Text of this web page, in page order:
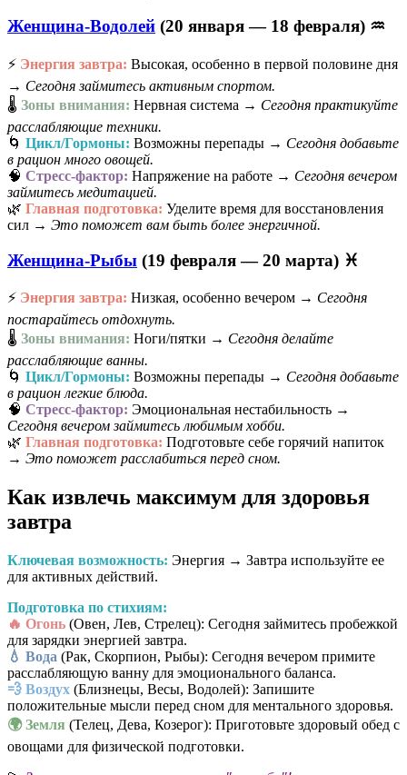
Женщина-Водолей (20 января — 18 февраля) ♒
⚡ Энергия завтра: Высокая, особенно в первой половине дня
→ Сегодня займитесь активным спортом.
🌡️ Зоны внимания: Нервная система → Сегодня практикуйте
расслабляющие техники.
🌀 Цикл/Гормоны: Возможны перепады → Сегодня добавьте
в рацион много овощей.
🧠 Стресс-фактор: Напряжение на работе → Сегодня вечером
займитесь медитацией.
🌿 Главная подготовка: Уделите время для восстановления
сил → Это поможет вам быть более энергичной.
Женщина-Рыбы (19 февраля — 20 марта) ♓
⚡ Энергия завтра: Низкая, особенно вечером → Сегодня
постарайтесь отдохнуть.
🌡️ Зоны внимания: Ноги/пятки → Сегодня делайте
расслабляющие ванны.
🌀 Цикл/Гормоны: Возможны перепады → Сегодня добавьте
в рацион легкие блюда.
🧠 Стресс-фактор: Эмоциональная нестабильность →
Сегодня вечером займитесь любимым хобби.
🌿 Главная подготовка: Подготовьте себе горячий напиток
→ Это поможет расслабиться перед сном.
Как извлечь максимум для здоровья
завтра
Ключевая возможность: Энергия → Завтра используйте ее
для активных действий.
Подготовка по стихиям:
🔥 Огонь (Овен, Лев, Стрелец): Сегодня займитесь пробежкой
для зарядки энергией завтра.
💧 Вода (Рак, Скорпион, Рыбы): Сегодня вечером примите
расслабляющую ванну для эмоционального баланса.
💨 Воздух (Близнецы, Весы, Водолей): Запишите
положительные мысли перед сном для ментального здоровья.
🌍 Земля (Телец, Дева, Козерог): Приготовьте здоровый обед с
овощами для физической подготовки.